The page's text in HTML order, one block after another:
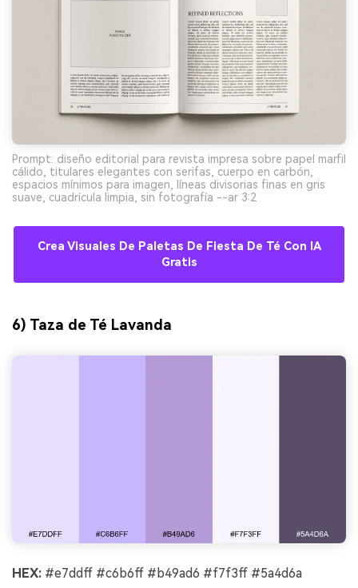
Prompt: diseño editorial para revista impresa sobre papel marfil
cálido, titulares elegantes con serifas, cuerpo en carbón,
espacios mínimos para imagen, líneas divisorias finas en gris
suave, cuadrícula limpia, sin fotografía --ar 3:2
Crea Visuales De Paletas De Fiesta De Té Con IA
Gratis
6) Taza de Té Lavanda
HEX: #e7ddff #c6b6ff #b49ad6 #f7f3ff #5a4d6a